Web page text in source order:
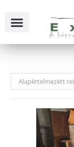
Alapértelmezett